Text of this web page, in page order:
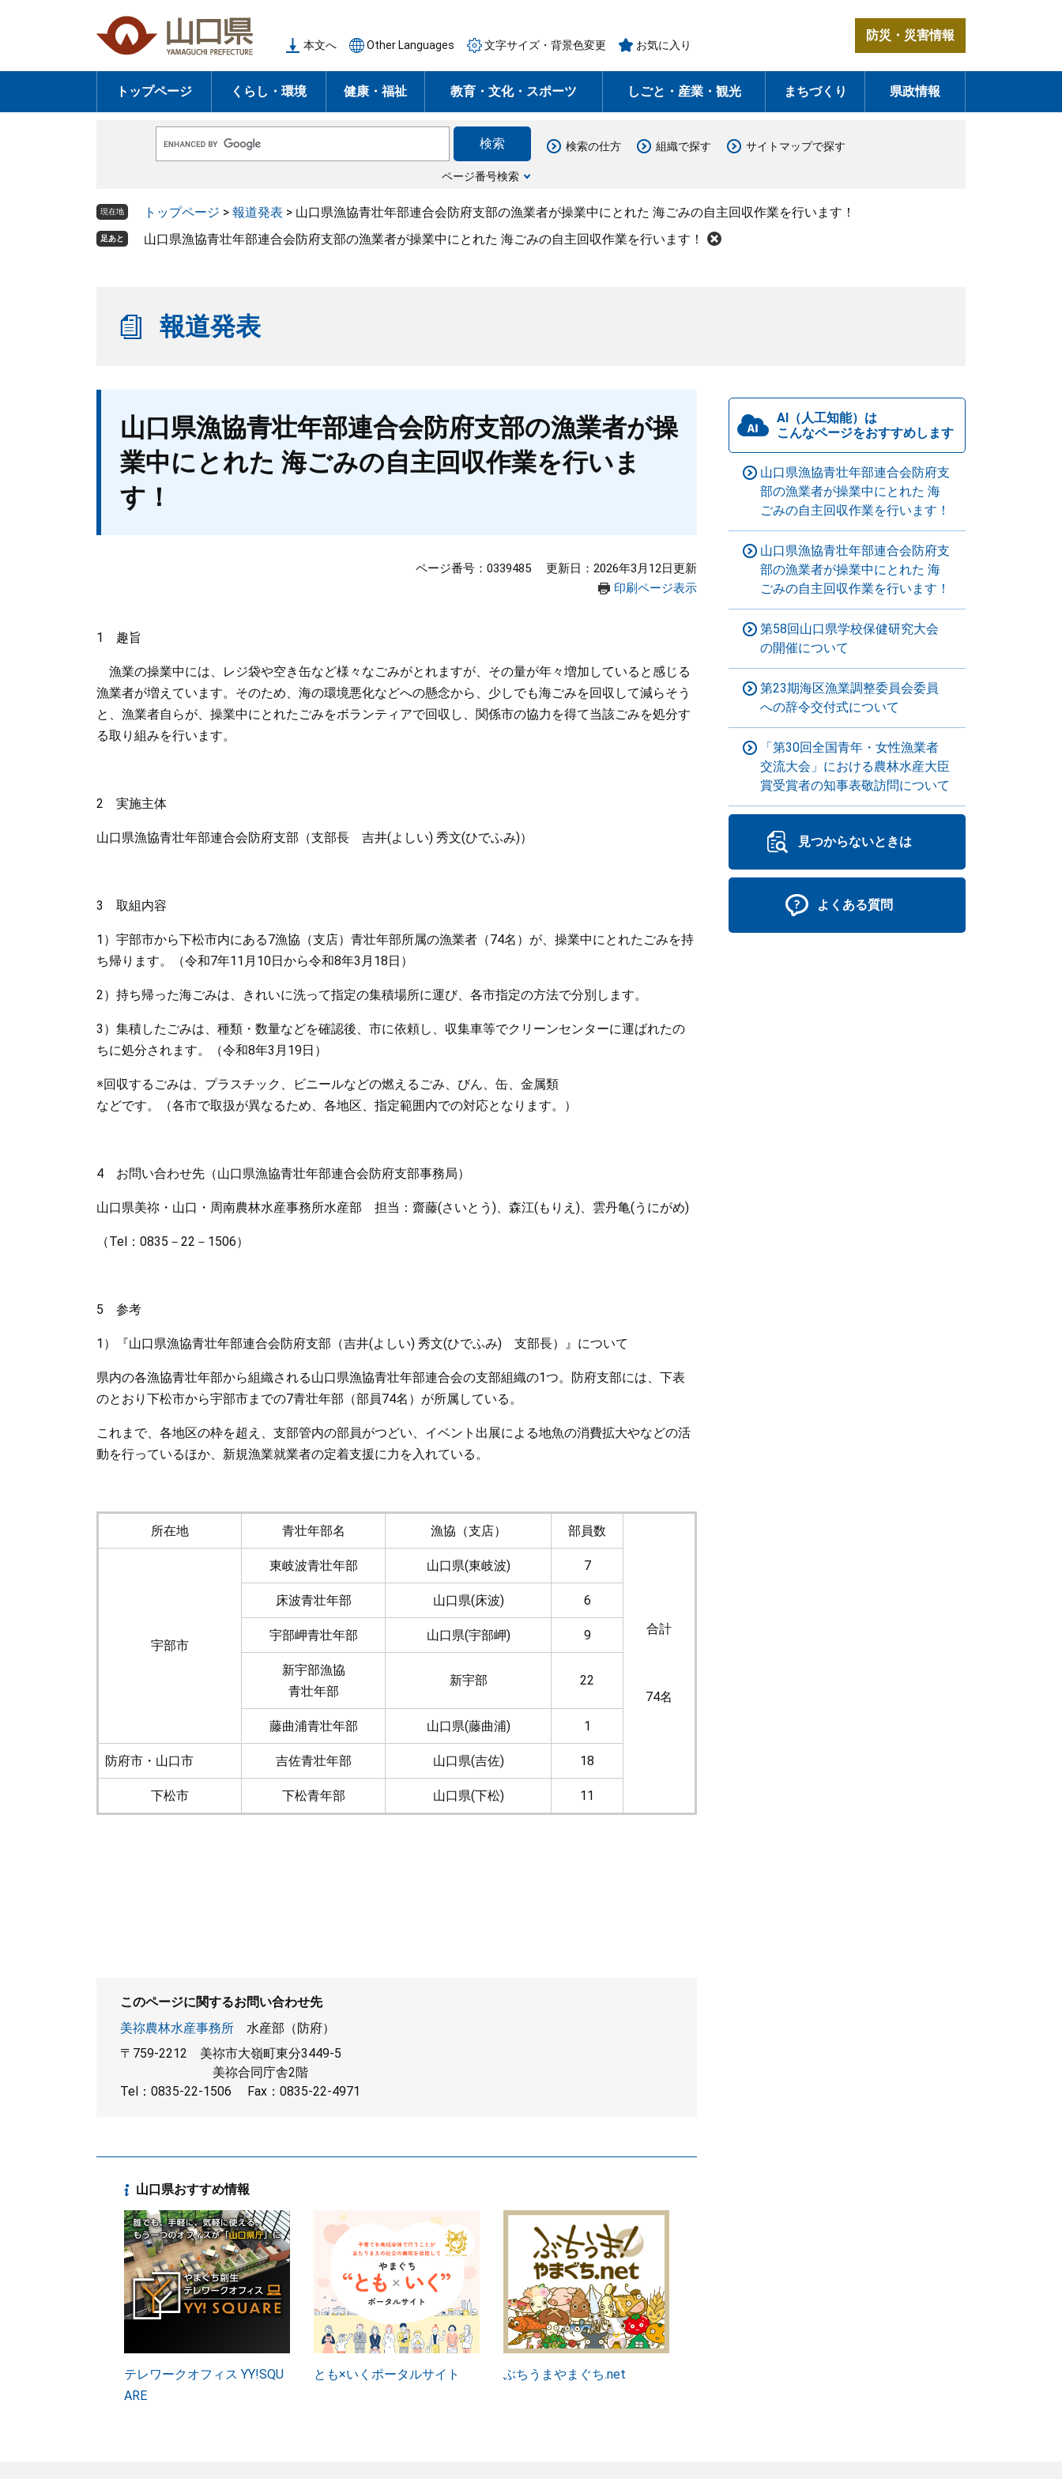
の
頭
ー
飛
本文へ Other Languages 文字サイズ・背景色変更 お気に入り
防災・災害情報
トップページ くらし・環境 健康・福祉 教育・文化・スポーツ しごと・産業・観光 まちづくり 県政情報
o
e
ス
ページ番号検索
検索の仕方 組織で探す サイトマップで探す
現在地 トップページ > 報道発表 > 山口県漁協青壮年部連合会防府支部の漁業者が操業中にとれた 海ごみの自主回収作業を行います！
足あと 山口県漁協青壮年部連合会防府支部の漁業者が操業中にとれた 海ごみの自主回収作業を行います！
報道発表
山口県漁協青壮年部連合会防府支部の漁業者が操
業中にとれた 海ごみの自主回収作業を行いま
す！
ページ番号：0339485
更新日：2026年3月12日更新
印刷ページ表示
1 趣旨
漁業の操業中には、レジ袋や空き缶など様々なごみがとれますが、その量が年々増加していると感じる
漁業者が増えています。そのため、海の環境悪化などへの懸念から、少しでも海ごみを回収して減らそう
と、漁業者自らが、操業中にとれたごみをボランティアで回収し、関係市の協力を得て当該ごみを処分す
る取り組みを行います。
2 実施主体
​山口県漁協青壮年部連合会防府支部（支部長 吉井(よしい) 秀文(ひでふみ)）
3 取組内容
1）宇部市から下松市内にある7漁協（支店）青壮年部所属の漁業者（74名）が、操業中にとれたごみを持
ち帰ります。（令和7年11月10日から令和8年3月18日）
2）持ち帰った海ごみは、きれいに洗って指定の集積場所に運び、各市指定の方法で分別します。
3）集積したごみは、種類・数量などを確認後、市に依頼し、収集車等でクリーンセンターに運ばれたの
ちに処分されます。（令和8年3月19日）
※回収するごみは、プラスチック、ビニールなどの燃えるごみ、びん、缶、金属類
などです。（各市で取扱が異なるため、各地区、指定範囲内での対応となります。）
4 お問い合わせ先（山口県漁協青壮年部連合会防府支部事務局）
山口県美祢・山口・周南農林水産事務所水産部 担当：齋藤(さいとう)、森江(もりえ)、雲丹亀(うにがめ)
（Tel：0835－22－1506）
5 参考
1）『山口県漁協青壮年部連合会防府支部（吉井(よしい) 秀文(ひでふみ) 支部長）』について
県内の各漁協青壮年部から組織される山口県漁協青壮年部連合会の支部組織の1つ。防府支部には、下表
のとおり下松市から宇部市までの7青壮年部（部員74名）が所属している。
これまで、各地区の枠を超え、支部管内の部員がつどい、イベント出展による地魚の消費拡大やなどの活
動を行っているほか、新規漁業就業者の定着支援に力を入れている。
所在地 青壮年部名 漁協（支店） 部員数
合計
74名
宇部市
東岐波青壮年部 山口県(東岐波) 7
床波青壮年部 山口県(床波) 6
宇部岬青壮年部 山口県(宇部岬) 9
新宇部漁協
青壮年部
新宇部 22
藤曲浦青壮年部 山口県(藤曲浦) 1
防府市・山口市 吉佐青壮年部 山口県(吉佐) 18
下松市 下松青年部 山口県(下松) 11
このページに関するお問い合わせ先
美祢農林水産事務所
水産部（防府）
〒759-2212
美祢市大嶺町東分3449-5
美祢合同庁舎2階
Tel：0835-22-1506
Fax：0835-22-4971
山口県おすすめ情報
テレワークオフィス YY!SQU
ARE
とも×いくポータルサイト ぶちうまやまぐち.net
AI（人工知能）は
こんなページをおすすめします
山口県漁協青壮年部連合会防府支
部の漁業者が操業中にとれた 海
ごみの自主回収作業を行います！
山口県漁協青壮年部連合会防府支
部の漁業者が操業中にとれた 海
ごみの自主回収作業を行います！
第58回山口県学校保健研究大会
の開催について
第23期海区漁業調整委員会委員
への辞令交付式について
「第30回全国青年・女性漁業者
交流大会」における農林水産大臣
賞受賞者の知事表敬訪問について
見つからないときは
よくある質問